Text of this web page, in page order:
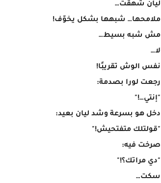
ليان شهقت…
ملامحها… شبهها بشكل يخوّف!
مش شبه بسيط…
لا…
نفس الوش تقريبًا!
رجعت لورا بصدمة:
"إنتي…!"
دخل هو بسرعة وشد ليان بعيد:
"قولتلك متفتحيش!"
صرخت فيه:
"دي مراتك؟!"
سكت…